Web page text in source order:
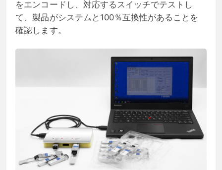
をエンコードし、対応するスイッチでテストし
て、製品がシステムと100％互換性があることを
確認します。